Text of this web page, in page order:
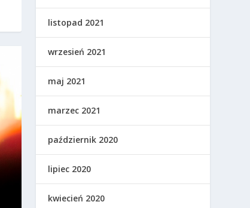
listopad 2021
wrzesień 2021
maj 2021
marzec 2021
październik 2020
lipiec 2020
kwiecień 2020